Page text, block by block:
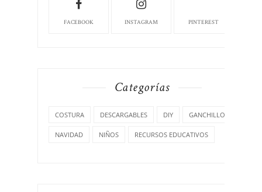
FACEBOOK INSTAGRAM PINTEREST
Categorías
COSTURA DESCARGABLES DIY GANCHILLO
NAVIDAD NIÑOS RECURSOS EDUCATIVOS